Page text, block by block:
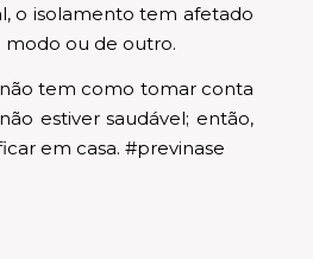
o isolamento tem afetado
modo ou de outro.
tem como tomar conta
estiver saudável; então,
em casa. #previnase